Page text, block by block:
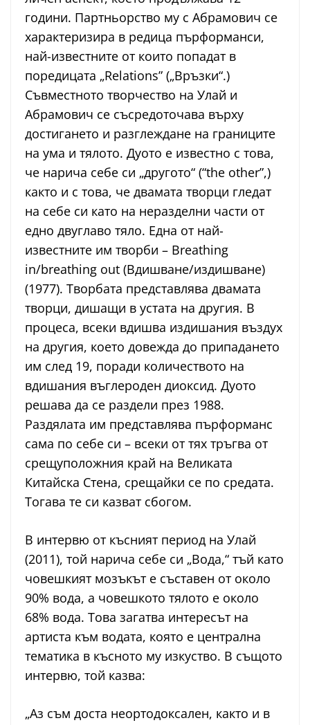
години. Партньорство му с Абрамович се
характеризира в редица пърформанси,
най-известните от които попадат в
поредицата „Relations” („Връзки“.)
Съвместното творчество на Улай и
Абрамович се съсредоточава върху
достигането и разглеждане на границите
на ума и тялото. Дуото е известно с това,
че нарича себе си „другото“ (“the other”,)
както и с това, че двамата творци гледат
на себе си като на неразделни части от
едно двуглаво тяло. Една от най-
известните им творби – Breathing
in/breathing out (Вдишване/издишване)
(1977). Творбата представлява двамата
творци, дишащи в устата на другия. В
процеса, всеки вдишва издишания въздух
на другия, което довежда до припадането
им след 19, поради количеството на
вдишания въглероден диоксид. Дуото
решава да се раздели през 1988.
Раздялата им представлява пърформанс
сама по себе си – всеки от тях тръгва от
срещуположния край на Великата
Китайска Стена, срещайки се по средата.
Тогава те си казват сбогом.
В интервю от късният период на Улай
(2011), той нарича себе си „Вода,“ тъй като
човешкият мозъкът е съставен от около
90% вода, а човешкото тялото е около
68% вода. Това загатва интересът на
артиста към водата, която е централна
тематика в късното му изкуство. В същото
интервю, той казва:
„Аз съм доста неортодоксален, както и в